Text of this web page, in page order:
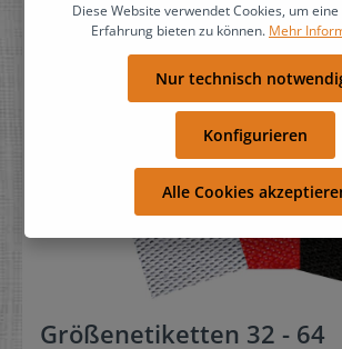
Größenetiketten 32 - 64
Diese Website verwendet Cookies, um
Erfahrung bieten zu können. Mehr
Nur technisch
Konfigurieren
Alle Cookies